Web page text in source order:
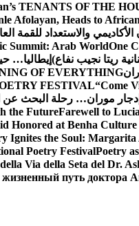
TENANTS OF THE
Afolayan, Heads to
والاستعداد للقمة
Summit: Arab WorldOne
ريتا نجيب نفاع) إيطاليا…
OF EVERYTHING
FESTIVAL“Come
إدجار موران… رحلة البحث عن
the FutureFarewell to
Honored at Benha
Ignites the Soul:
Poetry FestivalPoetry
Via della Seta del Dr.
путь доктора